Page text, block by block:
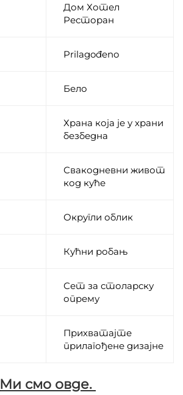
Дом Хотел
Ресторан
Prilagođeno
Бело
Храна која је у храни
безбедна
Свакодневни живот
код куће
Округли облик
Кућни робањ
Сет за столарску
опрему
Прихватајте
прилагођене дизајне
Ми смо овде.